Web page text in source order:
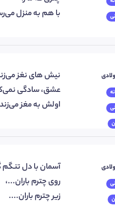
با هم به منزل
نیش های نغز
عشق، سادگی
اولش به مغز
آسمان با دل تنگم
روی چترم باران...،
زیر چترم باران....